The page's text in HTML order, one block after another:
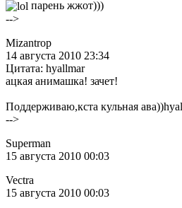
парень жжот)))
-->
Mizantrop
14 августа 2010 23:34
Цитата: hyallmar
ацкая анимашка! зачет!
Поддерживаю,кста кульная
-->
Superman
15 августа 2010 00:03
Vectra
15 августа 2010 00:03